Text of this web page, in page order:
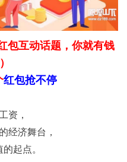
包互动话题，你就有钱
红包抢不停
资，
经济舞台，
起点。